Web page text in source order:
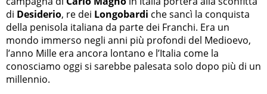
di Desiderio, re dei Longobardi che sancì la conquista
della penisola italiana da parte dei Franchi. Era un
mondo immerso negli anni più profondi del Medioevo,
l’anno Mille era ancora lontano e l’Italia come la
conosciamo oggi si sarebbe palesata solo dopo più di un
millennio.